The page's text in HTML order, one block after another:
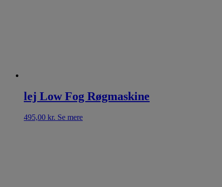
lej Low Fog Røgmaskine
495,00 kr. Se mere